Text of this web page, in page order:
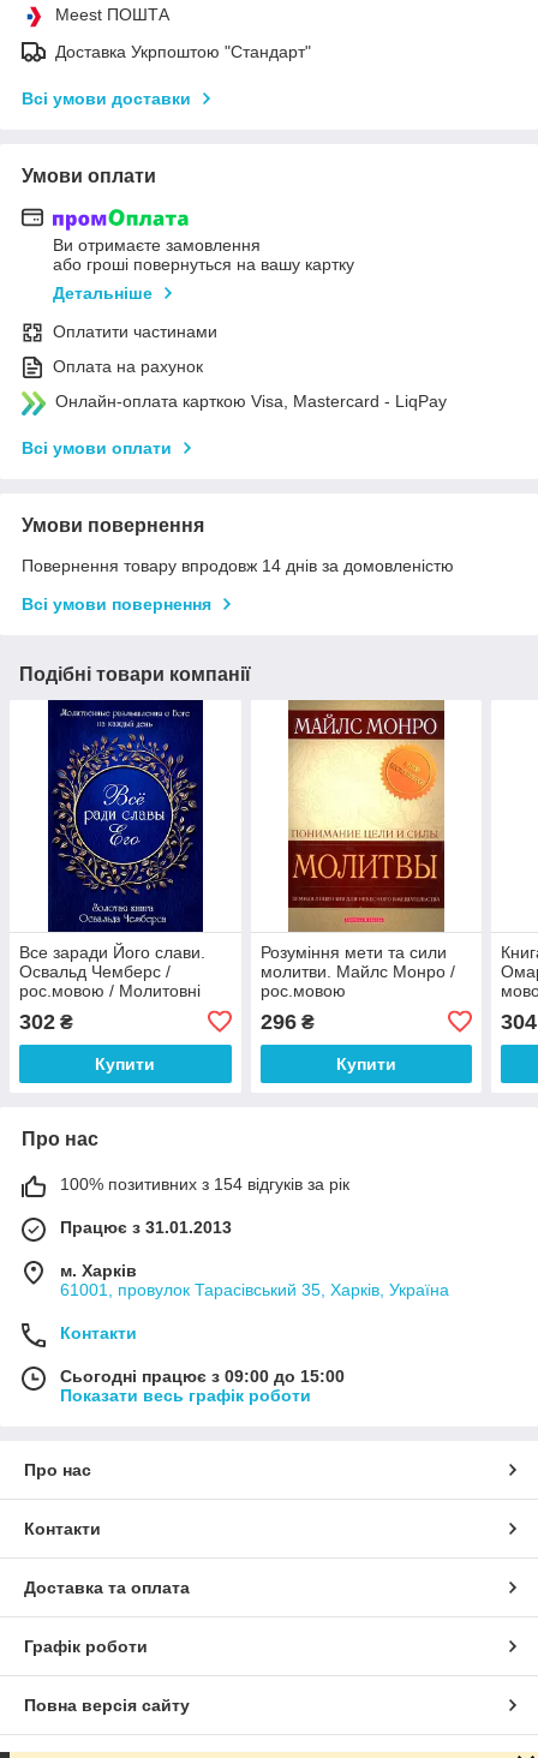
Meest ПОШТА
Доставка Укрпоштою "Стандарт"
Всі умови доставки
Умови оплати
Ви отримаєте замовлення
або гроші повернуться на вашу картку
Детальніше
Оплатити частинами
Оплата на рахунок
Онлайн-оплата карткою Visa, Mastercard - LiqPay
Всі умови оплати
Умови повернення
Повернення товару впродовж 14 днів за домовленістю
Всі умови повернення
Подібні товари компанії
Все заради Його слави.
Освальд Чемберс /
рос.мовою / Молитовні
роздуми про Бога щодня
302 ₴
Купити
Розуміння мети та сили
молитви. Майлс Монро /
рос.мовою
296₴
Купити
304
Про нас
100% позитивних з 154 відгуків за рік
Працює з 31.01.2013
м. Харків
61001, провулок Тарасівський 35, Харків, Україна
Контакти
Сьогодні працює з 09:00 до 15:00
Показати весь графік роботи
Про нас
Контакти
Доставка та оплата
Графік роботи
Повна версія сайту